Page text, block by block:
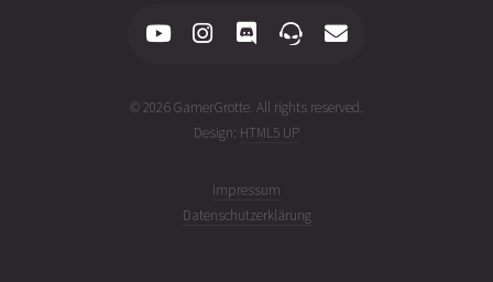
© 2026 GamerGrotte. All rights reserved.
Design: HTML5 UP
Impressum
Datenschutzerklärung